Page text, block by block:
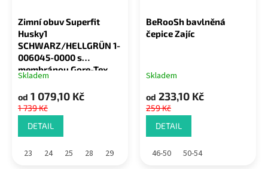
Zimní obuv Superfit
Husky1
SCHWARZ/HELLGRÜN 1-
006045-0000 s
membránou Gore-Tex
Skladem
od 1 079,10 Kč
1 739 Kč
DETAIL
23 24 25 28 29
BeRooSh bavlněná
čepice Zajíc
Skladem
od 233,10 Kč
259 Kč
DETAIL
46-50 50-54